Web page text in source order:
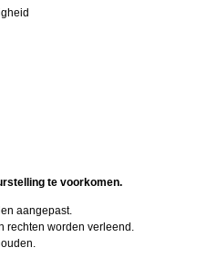
te voorkomen.
aangepast.
rechten worden verleend.